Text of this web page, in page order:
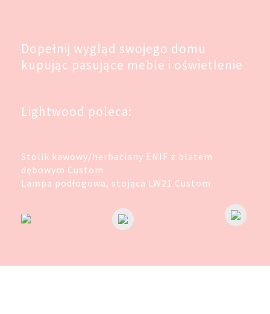
Dopełnij wygląd swojego domu
kupując pasujące meble i oświetlenie
Lightwood poleca:
Stolik kawowy/herbaciany ENIF z blatem
dębowym Custom
Lampa podłogowa, stojąca LW21 Custom